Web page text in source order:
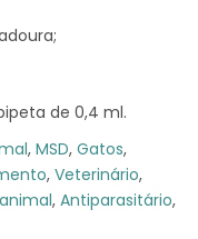
de 0,4 ml.
, MSD, Gatos,
, Veterinário,
, Antiparasitário,